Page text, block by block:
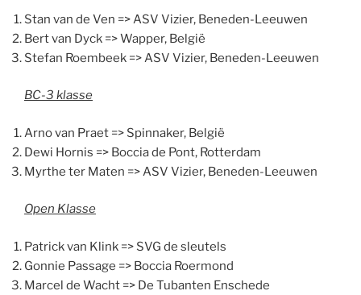
Stan van de Ven => ASV Vizier, Beneden-Leeuwen
Bert van Dyck => Wapper, België
Stefan Roembeek => ASV Vizier, Beneden-Leeuwen
BC-3 klasse
Arno van Praet => Spinnaker, België
Dewi Hornis => Boccia de Pont, Rotterdam
Myrthe ter Maten => ASV Vizier, Beneden-Leeuwen
Open Klasse
Patrick van Klink => SVG de sleutels
Gonnie Passage => Boccia Roermond
Marcel de Wacht => De Tubanten Enschede